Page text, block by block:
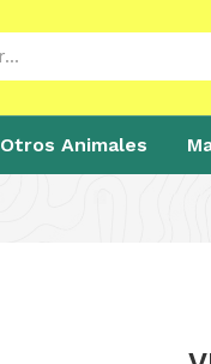
Otros Animales